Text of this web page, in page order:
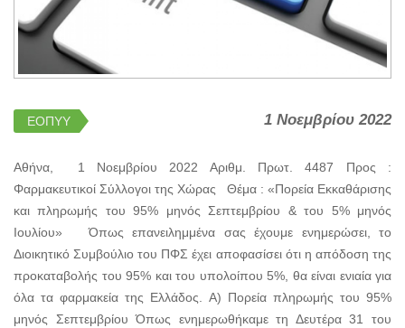
ΕΟΠΥΥ 1 Νοεμβρίου 2022
Αθήνα, 1 Νοεμβρίου 2022 Αριθμ. Πρωτ. 4487 Προς :
Φαρμακευτικοί Σύλλογοι της Χώρας Θέμα : «Πορεία Εκκαθάρισης
και πληρωμής του 95% μηνός Σεπτεμβρίου & του 5% μηνός
Ιουλίου» Όπως επανειλημμένα σας έχουμε ενημερώσει, το
Διοικητικό Συμβούλιο του ΠΦΣ έχει αποφασίσει ότι η απόδοση της
προκαταβολής του 95% και του υπολοίπου 5%, θα είναι ενιαία για
όλα τα φαρμακεία της Ελλάδος. Α) Πορεία πληρωμής του 95%
μηνός Σεπτεμβρίου Όπως ενημερωθήκαμε τη Δευτέρα 31 του